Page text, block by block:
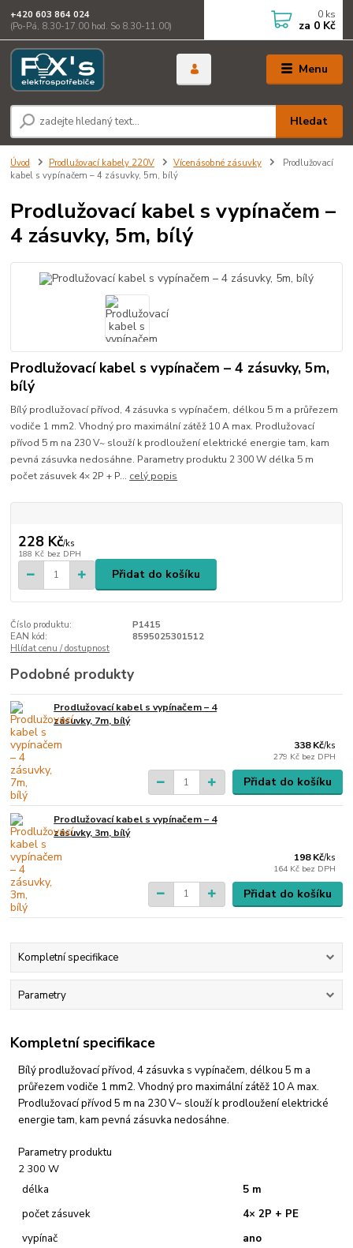
Menu
Hledat
+420 603 864 024
(Po-Pá, 8.30-17.00 hod. So 8.30-11.00)
0 ks
za 0 Kč
Úvod Prodlužovací kabely 220V Vícenásobné zásuvky
Prodlužovací
kabel s vypínačem – 4 zásuvky, 5m, bílý
Prodlužovací kabel s vypínačem –
4 zásuvky, 5m, bílý
Prodlužovací kabel s vypínačem – 4 zásuvky, 5m,
bílý
Bílý prodlužovací přívod, 4 zásuvka s vypínačem, délkou 5 m a průřezem
vodiče 1 mm2. Vhodný pro maximální zátěž 10 A max. Prodlužovací
přívod 5 m na 230 V~ slouží k prodloužení elektrické energie tam, kam
pevná zásuvka nedosáhne. Parametry produktu 2 300 W délka 5 m
počet zásuvek 4× 2P + P... celý popis
228 Kč/ks
188 Kč bez DPH
Přidat do košíku
Číslo produktu:
P1415
EAN kód:
8595025301512
Hlídat cenu / dostupnost
Podobné produkty
Prodlužovací kabel s vypínačem – 4
zásuvky, 7m, bílý
338 Kč/ks
279 Kč bez DPH
Přidat do košíku
Prodlužovací kabel s vypínačem – 4
zásuvky, 3m, bílý
198 Kč/ks
164 Kč bez DPH
Přidat do košíku
Kompletní specifikace
Parametry
Kompletní specifikace
Bílý prodlužovací přívod, 4 zásuvka s vypínačem, délkou 5 m a
průřezem vodiče 1 mm2. Vhodný pro maximální zátěž 10 A max.
Prodlužovací přívod 5 m na 230 V~ slouží k prodloužení elektrické
energie tam, kam pevná zásuvka nedosáhne.
Parametry produktu
2 300 W
délka
5 m
počet zásuvek
4× 2P + PE
vypínač
ano